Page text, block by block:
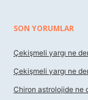
SON YORUMLAR
Çekişmeli yargı ne
Çekişmeli yargı ne
Chiron astrolojide ne